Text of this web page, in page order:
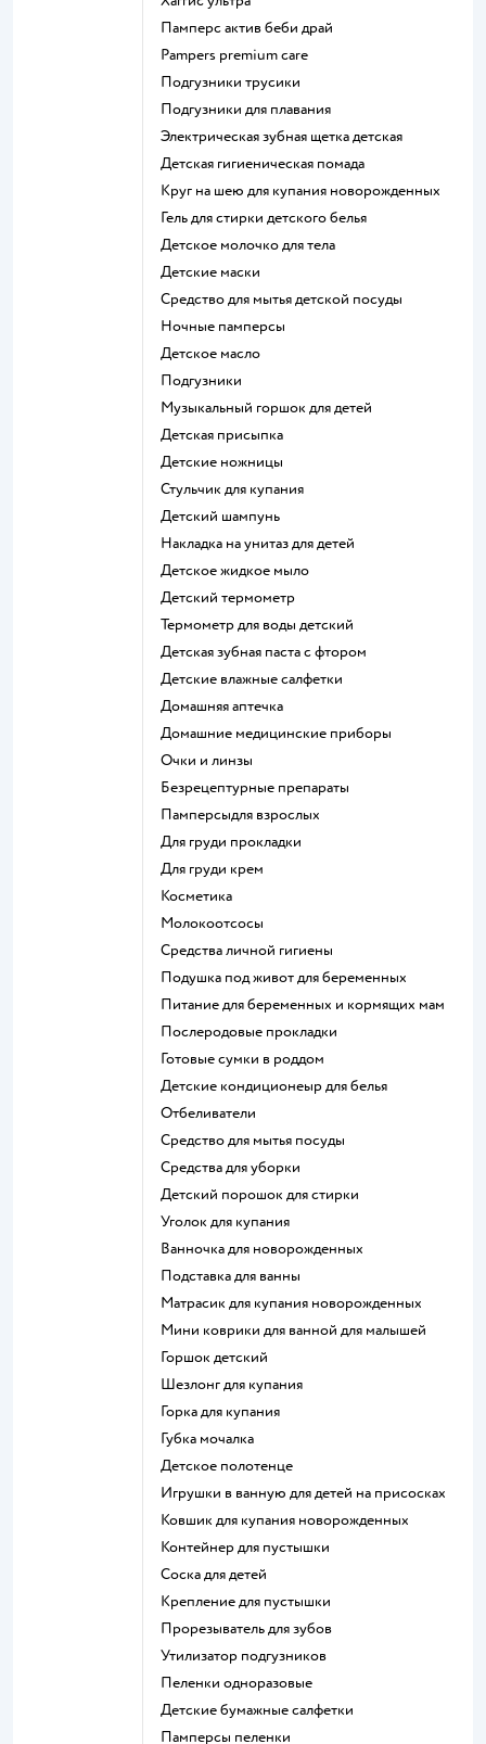
памперс актив беби драй
pampers premium care
подгузники трусики
подгузники для плавания
электрическая зубная щетка детская
детская гигиеническая помада
круг на шею для купания новорожденных
гель для стирки детского белья
детское молочко для тела
детские маски
средство для мытья детской посуды
ночные памперсы
детское масло
подгузники
музыкальный горшок для детей
детская присыпка
детские ножницы
стульчик для купания
детский шампунь
накладка на унитаз для детей
детское жидкое мыло
детский термометр
термометр для воды детский
детская зубная паста с фтором
детские влажные салфетки
домашняя аптечка
домашние медицинские приборы
очки и линзы
безрецептурные препараты
памперсыдля взрослых
для груди прокладки
для груди крем
косметика
Молокоотсосы
средства личной гигиены
подушка под живот для беременных
питание для беременных и кормящих мам
послеродовые прокладки
готовые сумки в роддом
детские кондиционеыр для белья
отбеливатели
средство для мытья посуды
средства для уборки
детский порошок для стирки
уголок для купания
ванночка для новорожденных
подставка для ванны
матрасик для купания новорожденных
мини коврики для ванной для малышей
горшок детский
шезлонг для купания
горка для купания
губка мочалка
детское полотенце
игрушки в ванную для детей на присосках
ковшик для купания новорожденных
контейнер для пустышки
соска для детей
крепление для пустышки
прорезыватель для зубов
утилизатор подгузников
пеленки одноразовые
детские бумажные салфетки
памперсы пеленки